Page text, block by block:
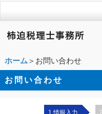
ホーム＞お問い合わせ
お問い合わせ